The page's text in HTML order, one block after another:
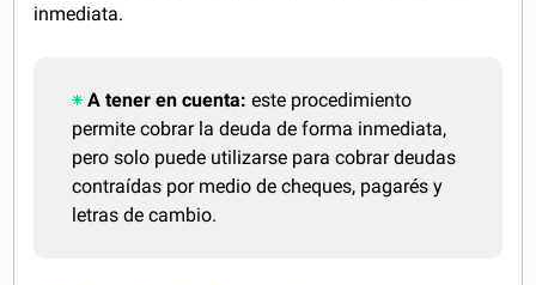
inmediata.
A tener en cuenta: este procedimiento
permite cobrar la deuda de forma inmediata,
pero solo puede utilizarse para cobrar deudas
contraídas por medio de cheques, pagarés y
letras de cambio.